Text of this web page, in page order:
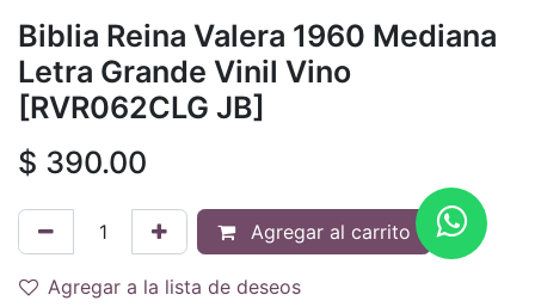
Biblia Reina Valera 1960 Mediana
Letra Grande Vinil Vino
[RVR062CLG JB]
$ 390.00
Agregar al carrito
Agregar a la lista de deseos